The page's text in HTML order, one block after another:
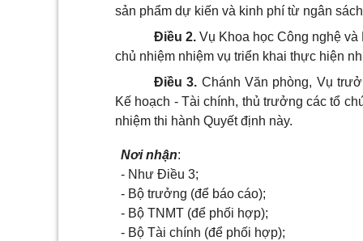
sản phẩm dự kiến và kinh phí từ ngân
Điều 2. Vụ Khoa học Công nghệ
chủ nhiệm nhiệm vụ triển khai thực hiện
Điều 3. Chánh Văn phòng, Vụ
Kế hoạch - Tài chính, thủ trưởng các tổ
nhiệm thi hành Quyết định này.
Nơi nhận:
- Như Điều 3;
- Bộ trưởng (để báo cáo);
- Bộ TNMT (để phối hợp);
- Bộ Tài chính (để phối hợp);